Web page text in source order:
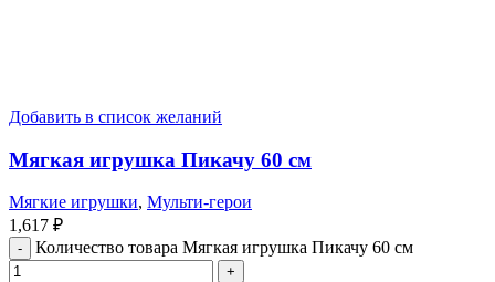
Добавить в список желаний
Мягкая игрушка Пикачу 60 см
Мягкие игрушки, Мульти-герои
1,617 ₽
Количество товара Мягкая игрушка Пикачу 60 см